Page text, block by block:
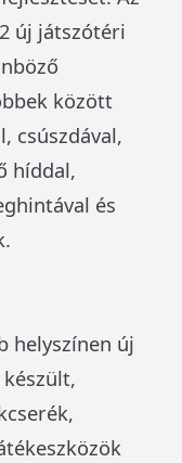
új játszótéri
között
csúszdával,
híddal,
és
helyszínen új